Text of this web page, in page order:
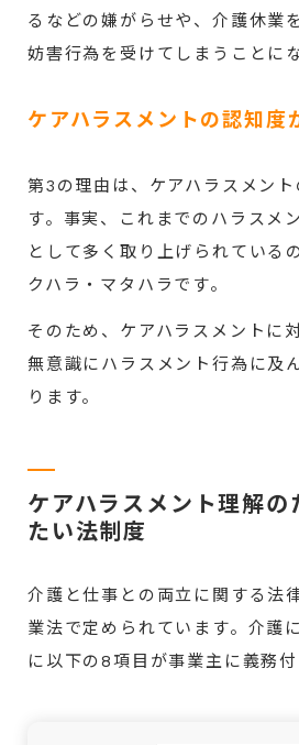
るなどの嫌がらせや、介護休業
妨害行為を受けてしまうことに
ケアハラスメントの認知度
第3の理由は、ケアハラスメン
す。事実、これまでのハラスメ
として多く取り上げられている
クハラ・マタハラです。
そのため、ケアハラスメントに
無意識にハラスメント行為に及
ります。
ケアハラスメント理解の
たい法制度
介護と仕事との両立に関する法
業法で定められています。介護
に以下の8項目が事業主に義務付